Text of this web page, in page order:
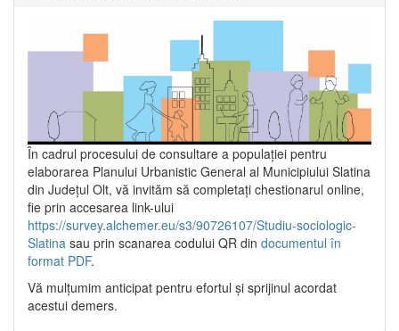
În cadrul procesului de consultare a populaţiei pentru
elaborarea Planului Urbanistic General al Municipiului Slatina
din Județul Olt, vă invităm să completați chestionarul online,
fie prin accesarea link-ului
https://survey.alchemer.eu/s3/90726107/Studiu-sociologic-
Slatina sau prin scanarea codului QR din documentul în
format PDF.
Vă mulţumim anticipat pentru efortul şi sprijinul acordat
acestui demers.